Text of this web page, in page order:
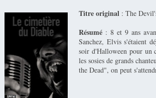
Titre original : The
Résumé : 8 et 9 ans
Sanchez, Elvis s'étaient
soir d'Halloween pour un
les sosies de grands
the Dead", on peut